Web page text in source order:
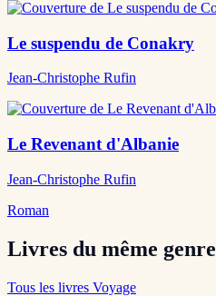
Le suspendu de Conakry
Jean-Christophe Rufin
Le Revenant d'Albanie
Jean-Christophe Rufin
Roman
Livres du même genre
Tous les livres Voyage